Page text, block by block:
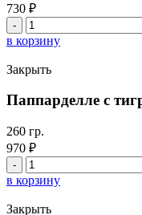
730 ₽
Количество
товара
Спагетти
Болоньезе
в корзину
Закрыть
Паппарделле с
260 гр.
970 ₽
Количество
товара
Паппарделле
с
в корзину
Закрыть